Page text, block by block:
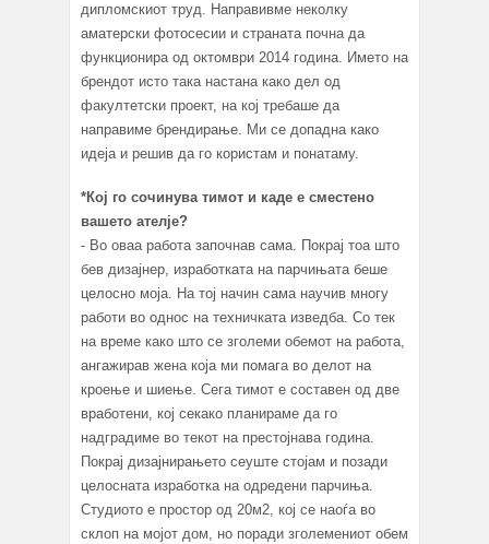
дипломскиот труд. Направивме неколку
аматерски фотосесии и страната почна да
функционира од октомври 2014 година. Името на
брендот исто така настана како дел од
факултетски проект, на кој требаше да
направиме брендирање. Ми се допадна како
идеја и решив да го користам и понатаму.
*Кој го сочинува тимот и каде е сместено
вашето ателје?
- Во оваа работа започнав сама. Покрај тоа што
бев дизајнер, изработката на парчињата беше
целосно моја. На тој начин сама научив многу
работи во однос на техничката изведба. Со тек
на време како што се зголеми обемот на работа,
ангажирав жена која ми помага во делот на
кроење и шиење. Сега тимот е составен од две
вработени, кој секако планираме да го
надградиме во текот на престојнава година.
Покрај дизајнирањето сеуште стојам и позади
целосната изработка на одредени парчиња.
Студиото е простор од 20м2, кој се наоѓа во
склоп на мојот дом, но поради зголемениот обем